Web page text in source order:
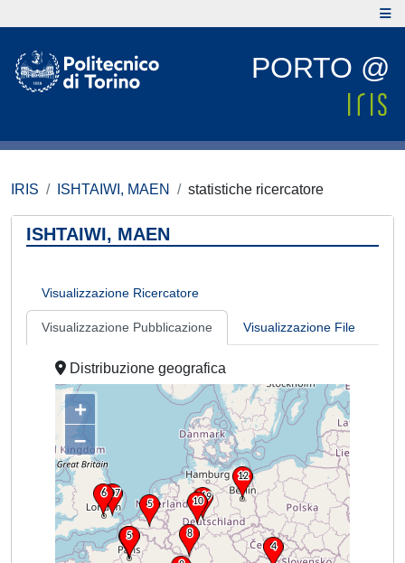
PORTO @
IRIS ISHTAIWI, MAEN statistiche ricercatore
ISHTAIWI, MAEN
Visualizzazione Ricercatore
Visualizzazione Pubblicazione Visualizzazione File
Distribuzione geografica
+
–